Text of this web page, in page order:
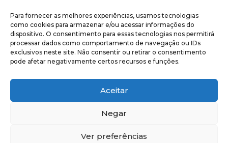
Para fornecer as melhores experiências, usamos tecnologias
como cookies para armazenar e/ou acessar informações do
dispositivo. O consentimento para essas tecnologias nos permitirá
processar dados como comportamento de navegação ou IDs
exclusivos neste site. Não consentir ou retirar o consentimento
pode afetar negativamente certos recursos e funções.
Aceitar
Negar
Ver preferências
Política de privacidade
Política de Cookies
reservados.